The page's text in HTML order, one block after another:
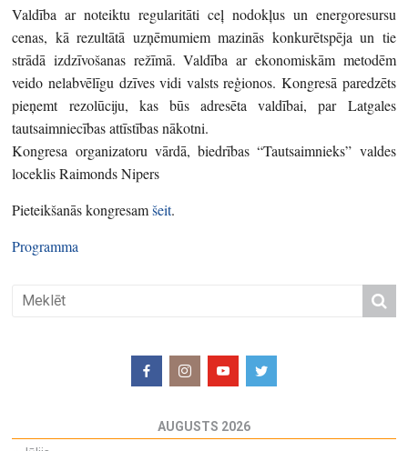
Valdība ar noteiktu regularitāti ceļ nodokļus un energoresursu
cenas, kā rezultātā uzņēmumiem mazinās konkurētspēja un tie
strādā izdzīvošanas režīmā. Valdība ar ekonomiskām metodēm
veido nelabvēlīgu dzīves vidi valsts reģionos. Kongresā paredzēts
pieņemt rezolūciju, kas būs adresēta valdībai, par Latgales
tautsaimniecības attīstības nākotni.
Kongresa organizatoru vārdā, biedrības “Tautsaimnieks” valdes
loceklis Raimonds Nipers
Pieteikšanās kongresamšeit.
Programma
AUGUSTS 2026